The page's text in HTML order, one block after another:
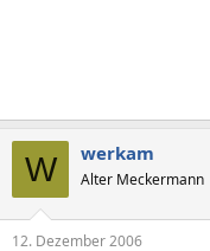
W werkam
Alter Meckermann
12. Dezember 2006